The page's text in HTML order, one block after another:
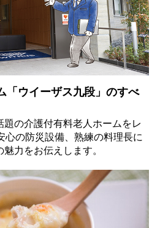
「ウイーザス九段」のすべ
の介護付有料老人ホームをレ
心の防災設備、熟練の料理長に
力をお伝えします。